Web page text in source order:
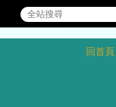
回首頁